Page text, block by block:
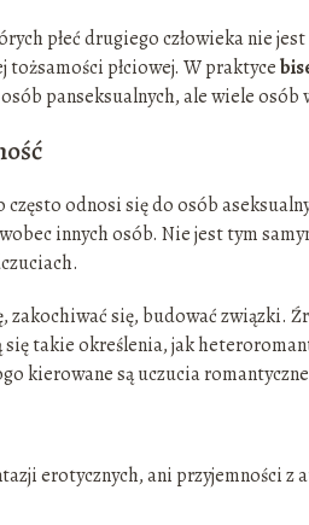
płeć drugiego człowieka nie
tożsamości płciowej. W praktyce
panseksualnych, ale wiele osób
często odnosi się do osób
innych osób. Nie jest tym
zakochiwać się, budować związki.
takie określenia, jak
kierowane są uczucia
erotycznych, ani przyjemności